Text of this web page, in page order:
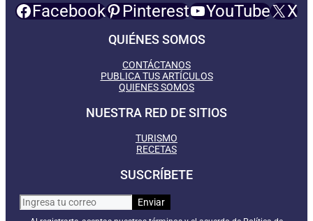
Facebook Pinterest YouTube X
QUIÉNES SOMOS
CONTÁCTANOS
PUBLICA TUS ARTÍCULOS
QUIENES SOMOS
NUESTRA RED DE SITIOS
TURISMO
RECETAS
SUSCRÍBETE